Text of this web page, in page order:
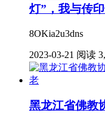
灯”，我与传
8OKia2u3dns
2023-03-21 阅读
黑龙江省佛教